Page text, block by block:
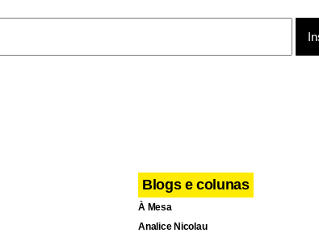
Blogs e colunas
À Mesa
Analice Nicolau